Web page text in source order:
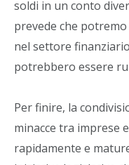
soldi in un conto
prevede che
nel settore
potrebbero essere
Per finire, la
minacce tra imprese
rapidamente e